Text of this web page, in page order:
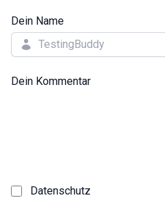
Dein Name
Dein Kommentar
Datenschutz